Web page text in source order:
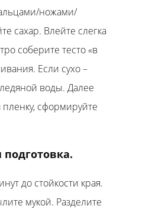
ножами/
сахар. Влейте слегка
соберите тесто «в
Если сухо –
воды. Далее
сформируйте
до стойкости края.
мукой. Разделите